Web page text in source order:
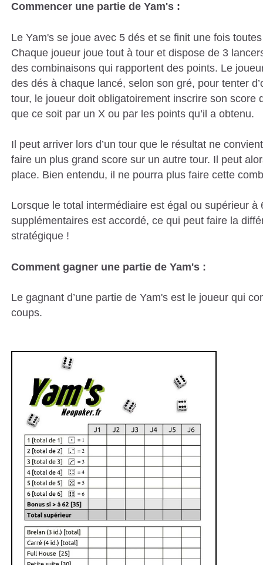
Commencer une partie de Yam's :
Le Yam's se joue avec 5 dés et se finit une fois
Chaque joueur joue tout à tour et dispose de 3
des combinaisons qui rapportent des points. Le
des dés à chaque lancé, selon son gré, pour tenter
tour, le joueur doit obligatoirement inscrire son
que ce soit par un X ou par les points qu’il a obtenu.
Il peut arriver lors d’un tour que le résultat ne
faire un plus grand score sur un autre tour. Il peut
place. Bien entendu, il ne pourra plus faire cette
Lorsque le total intermédiaire est égal ou supérieur
supplémentaires est accordé, ce qui peut faire la
stratégique !
Comment gagner une partie de Yam's :
Le gagnant d’une partie de Yam's est le joueur qui
coups.